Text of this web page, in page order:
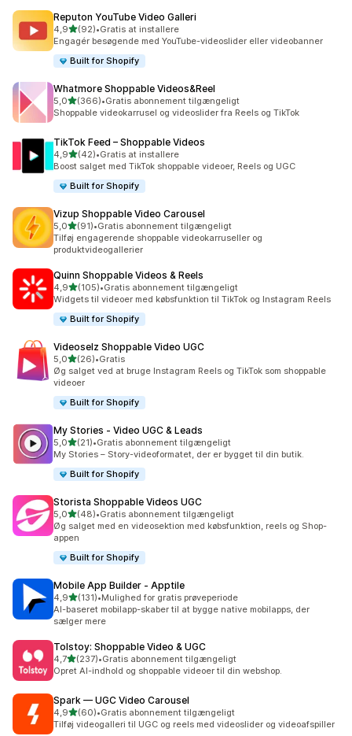
Reputon YouTube Video Galleri
4,9ud af 5 stjerner
(92)
92 anmeldelser i alt
•Gratis at installere
Engagér besøgende med YouTube-videoslider eller videobanner
Built for Shopify
Whatmore Shoppable Videos&Reel
5,0ud af 5 stjerner
(366)
366 anmeldelser i alt
•Gratis abonnement tilgængeligt
Shoppable videokarrusel og videoslider fra Reels og TikTok
TikTok Feed – Shoppable Videos
4,9ud af 5 stjerner
(42)
42 anmeldelser i alt
•Gratis at installere
Boost salget med TikTok shoppable videoer, Reels og UGC
Built for Shopify
Vizup Shoppable Video Carousel
5,0ud af 5 stjerner
(91)
91 anmeldelser i alt
•Gratis abonnement tilgængeligt
Tilføj engagerende shoppable videokarruseller og
produktvideogallerier
Quinn Shoppable Videos & Reels
4,9ud af 5 stjerner
(105)
105 anmeldelser i alt
•Gratis abonnement tilgængeligt
Widgets til videoer med købsfunktion til TikTok og Instagram Reels
Built for Shopify
Videoselz Shoppable Video UGC
5,0ud af 5 stjerner
(26)
26 anmeldelser i alt
•Gratis
Øg salget ved at bruge Instagram Reels og TikTok som shoppable
videoer
Built for Shopify
My Stories ‑ Video UGC & Leads
5,0ud af 5 stjerner
(21)
21 anmeldelser i alt
•Gratis abonnement tilgængeligt
My Stories – Story-videoformatet, der er bygget til din butik.
Built for Shopify
Storista Shoppable Videos UGC
5,0ud af 5 stjerner
(48)
48 anmeldelser i alt
•Gratis abonnement tilgængeligt
Øg salget med en videosektion med købsfunktion, reels og Shop-
appen
Built for Shopify
Mobile App Builder ‑ Apptile
4,9ud af 5 stjerner
(131)
131 anmeldelser i alt
•Mulighed for gratis prøveperiode
AI-baseret mobilapp-skaber til at bygge native mobilapps, der
sælger mere
Tolstoy: Shoppable Video & UGC
4,7ud af 5 stjerner
(237)
237 anmeldelser i alt
•Gratis abonnement tilgængeligt
Opret AI-indhold og shoppable videoer til din webshop.
Spark — UGC Video Carousel
4,9ud af 5 stjerner
(60)
60 anmeldelser i alt
•Gratis abonnement tilgængeligt
Tilføj videogalleri til UGC og reels med videoslider og videoafspiller